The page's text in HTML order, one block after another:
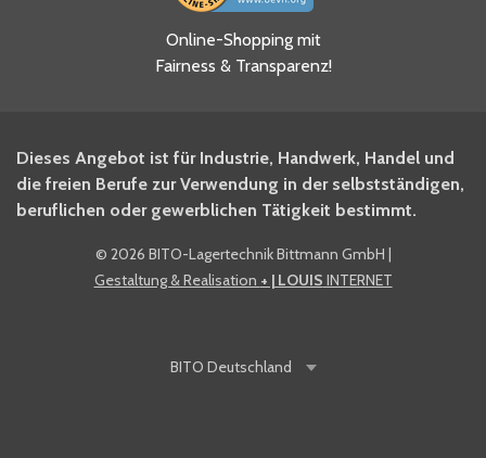
Ja, ich habe die
Datenschutzhinweise gelesen
und akzeptiere diese.
BITO Newsletter Fachwissen
Intralogistiker anmelden.
Ja, ich möchte mich für den
BITO Shop-Newsletter
Online-Shopping mit
Fairness & Transparenz!
Dieses Angebot ist für Industrie, Handwerk, Handel und
die freien Berufe zur Verwendung in der selbstständigen,
beruflichen oder gewerblichen Tätigkeit bestimmt.
© 2026 BITO-Lagertechnik Bittmann GmbH |
Gestaltung & Realisation + | LOUIS INTERNET
BITO Deutschland